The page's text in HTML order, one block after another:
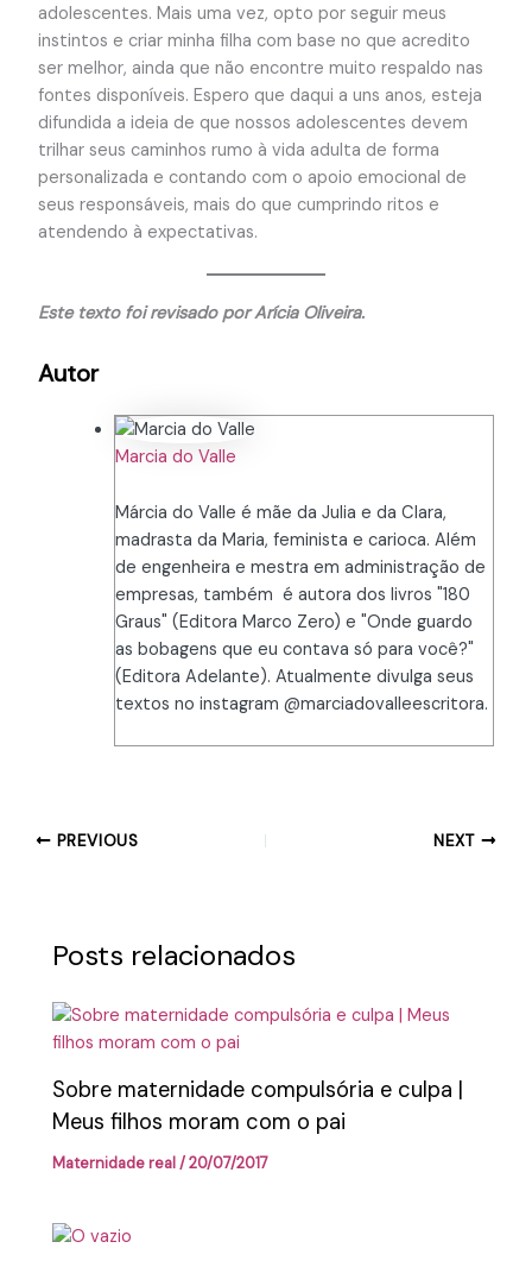
adolescentes. Mais uma vez, opto por seguir meus
instintos e criar minha filha com base no que acredito
ser melhor, ainda que não encontre muito respaldo nas
fontes disponíveis. Espero que daqui a uns anos, esteja
difundida a ideia de que nossos adolescentes devem
trilhar seus caminhos rumo à vida adulta de forma
personalizada e contando com o apoio emocional de
seus responsáveis, mais do que cumprindo ritos e
atendendo à expectativas.
Este texto foi revisado por Arícia Oliveira.
Autor
Marcia do Valle
Márcia do Valle é mãe da Julia e da Clara,
madrasta da Maria, feminista e carioca. Além
de engenheira e mestra em administração de
empresas, também é autora dos livros "180
Graus" (Editora Marco Zero) e "Onde guardo
as bobagens que eu contava só para você?"
(Editora Adelante). Atualmente divulga seus
textos no instagram @marciadovalleescritora.
PREVIOUS NEXT
Posts relacionados
Sobre maternidade compulsória e culpa |
Meus filhos moram com o pai
Maternidade real/20/07/2017